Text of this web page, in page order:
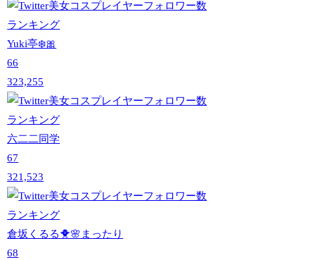
Yuki亭❄️🎀
66
323,255
六二二同学
67
321,523
倉坂くるる🐥🌸まったり
68